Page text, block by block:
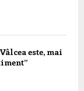
este, mai